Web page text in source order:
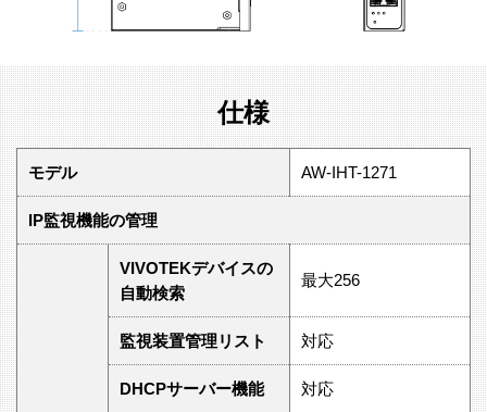
仕様
モデル AW-IHT-1271
IP監視機能の管理
VIVOTEKデバイスの
自動検索
最大256
監視装置管理リスト 対応
DHCPサーバー機能 対応